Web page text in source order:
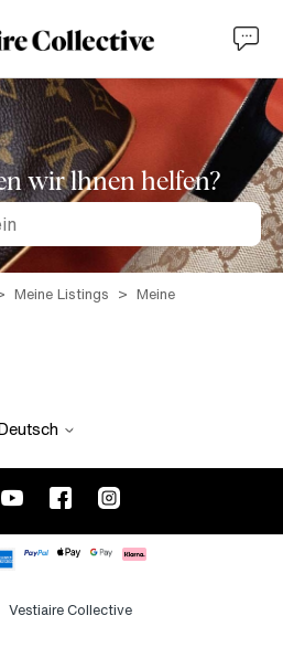
wir lhnen helfen?
Meine Listings
Meine
Vestiaire Collective